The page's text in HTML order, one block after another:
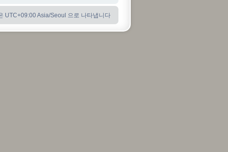
UTC+09:00 Asia/Seoul 으로 나타냅니다